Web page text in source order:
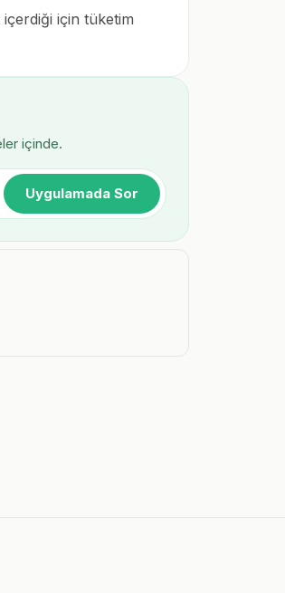
içerdiği için tüketim
içinde.
Uygulamada Sor